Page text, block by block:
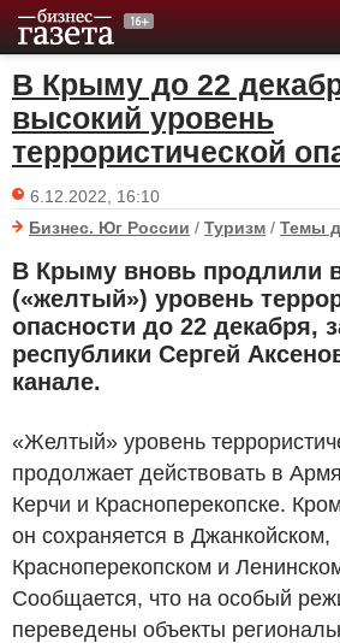
В Крыму до 22
высокий уровень
террористической
6.12.2022, 16:10
Бизнес. Юг России / Туризм / Темы
В Крыму вновь продлили
(«желтый») уровень
опасности до 22 декабря,
республики Сергей
канале.
«Желтый» уровень
продолжает действовать в
Керчи и Красноперекопске.
он сохраняется в Джанкойском,
Красноперекопском и
Сообщается, что на особый
переведены объекты